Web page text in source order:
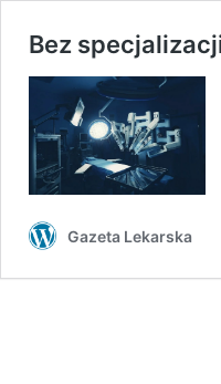
Bez
Gazeta Lekarska